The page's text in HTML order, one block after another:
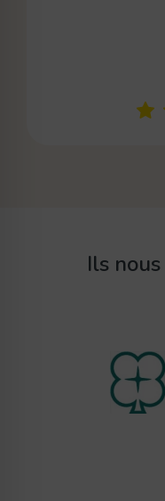
Ils nous